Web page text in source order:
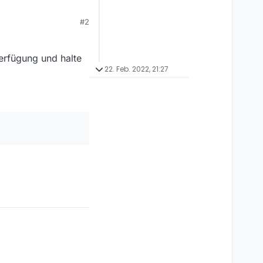
140772 #2
und halte
22. Feb. 2022, 21:27